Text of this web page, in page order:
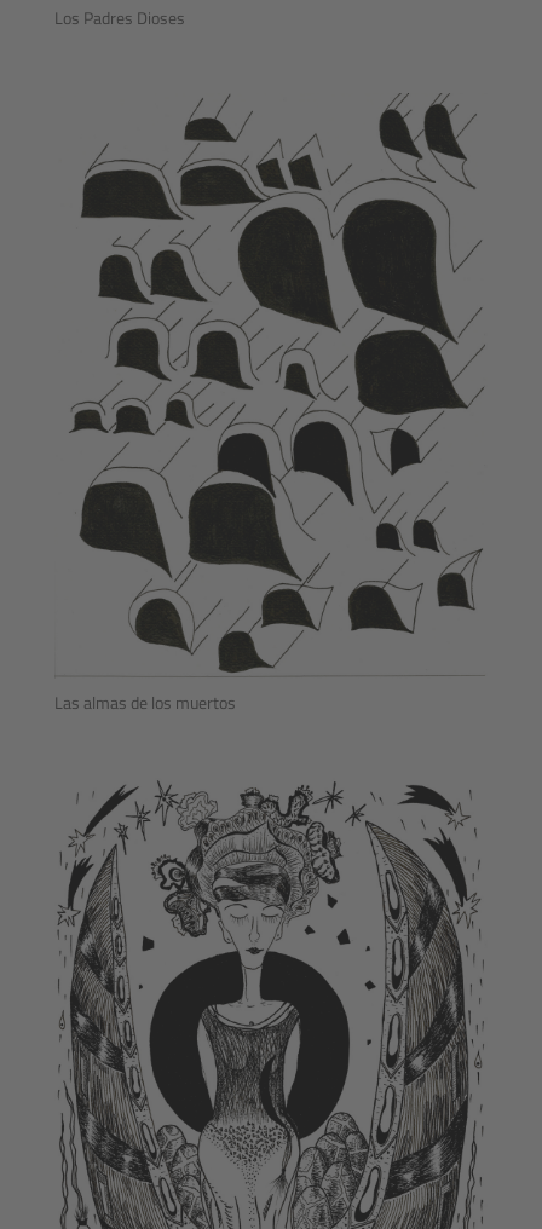
Los Padres Dioses
Las almas de los muertos